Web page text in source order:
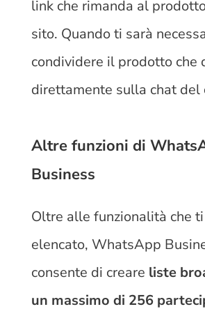
link che rimanda al
sito. Quando ti sarà
condividere il prodotto che
direttamente sulla chat del
Altre funzioni di
Business
Oltre alle funzionalità che
elencato, WhatsApp
consente di creare liste
un massimo di 256